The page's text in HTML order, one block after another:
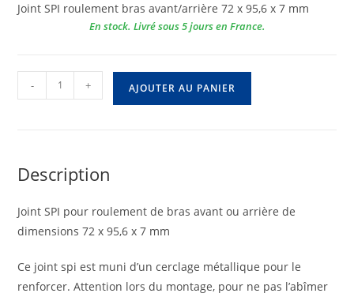
Joint SPI roulement bras avant/arrière 72 x 95,6 x 7 mm
En stock. Livré sous 5 jours en France.
quantité
de
bras
72
x
- + AJOUTER AU PANIER
Description
Joint SPI pour roulement de bras avant ou arrière de
dimensions 72 x 95,6 x 7 mm
Ce joint spi est muni d’un cerclage métallique pour le
renforcer. Attention lors du montage, pour ne pas l’abîmer